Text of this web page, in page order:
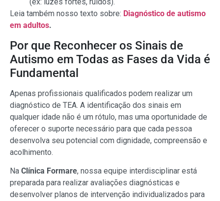
(ex: luzes fortes, ruídos).
Leia também nosso texto sobre: Diagnóstico de autismo
em adultos.
Por que Reconhecer os Sinais de
Autismo em Todas as Fases da Vida é
Fundamental
Apenas profissionais qualificados podem realizar um
diagnóstico de TEA. A identificação dos sinais em
qualquer idade não é um rótulo, mas uma oportunidade de
oferecer o suporte necessário para que cada pessoa
desenvolva seu potencial com dignidade, compreensão e
acolhimento.
Na Clínica Formare, nossa equipe interdisciplinar está
preparada para realizar avaliações diagnósticas e
desenvolver planos de intervenção individualizados para